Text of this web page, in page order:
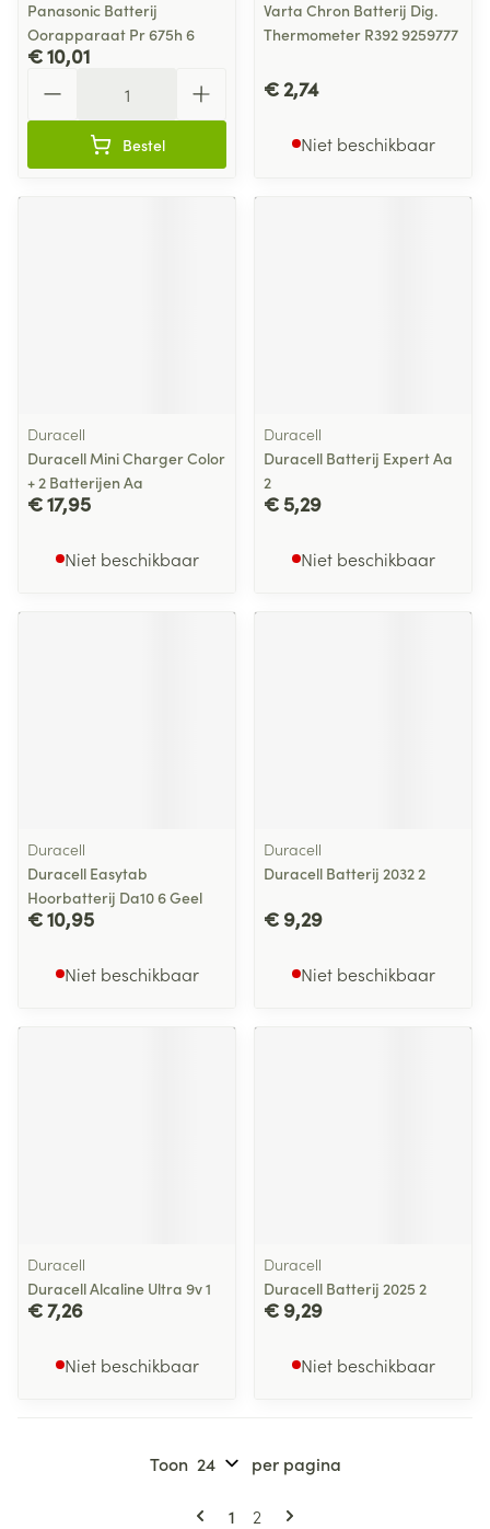
Panasonic Batterij
Oorapparaat Pr 675h 6
€ 10,01
Bestel
Varta Chron Batterij Dig.
Thermometer R392 9259777
€ 2,74
Niet beschikbaar
Duracell
Duracell Mini Charger Color
+ 2 Batterijen Aa
€ 17,95
Niet beschikbaar
Duracell
Duracell Batterij Expert Aa
2
€ 5,29
Niet beschikbaar
Duracell
Duracell Easytab
Hoorbatterij Da10 6 Geel
€ 10,95
Niet beschikbaar
Duracell
Duracell Batterij 2032 2
€ 9,29
Niet beschikbaar
Duracell
Duracell Alcaline Ultra 9v 1
€ 7,26
Niet beschikbaar
Duracell
Duracell Batterij 2025 2
€ 9,29
Niet beschikbaar
Pagina's
U lees momenteel pagina
1 Pagina
2
Toon per pagina